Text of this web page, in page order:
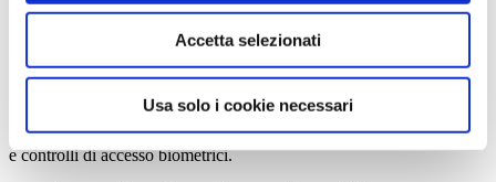
Accetta selezionati
Usa solo i cookie necessari
Protezione DDoS avanzata con filtraggio automatico
Sicurezza fisica e digitale di livello enterprise con monitoraggio 24/7
e controlli di accesso biometrici.